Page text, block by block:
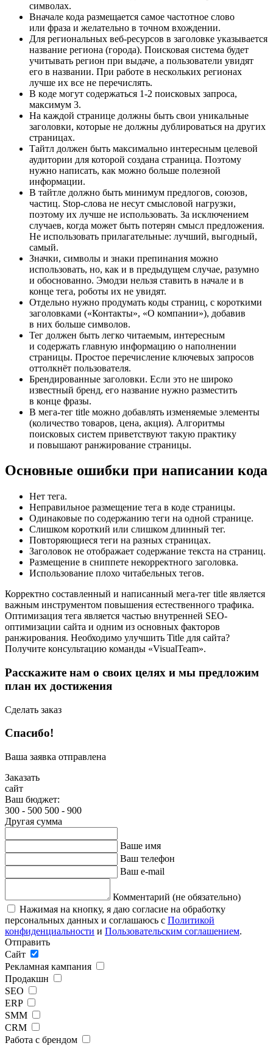
символах.
Вначале кода размещается самое частотное слово
или фраза и желательно в точном вхождении.
Для региональных веб-ресурсов в заголовке указывается
название региона (города). Поисковая система будет
учитывать регион при выдаче, а пользователи увидят
его в названии. При работе в нескольких регионах
лучше их все не перечислять.
В коде могут содержаться 1-2 поисковых запроса,
максимум 3.
На каждой странице должны быть свои уникальные
заголовки, которые не должны дублироваться на других
страницах.
Тайтл должен быть максимально интересным целевой
аудитории для которой создана страница. Поэтому
нужно написать, как можно больше полезной
информации.
В тайтле должно быть минимум предлогов, союзов,
частиц. Stop-слова не несут смысловой нагрузки,
поэтому их лучше не использовать. За исключением
случаев, когда может быть потерян смысл предложения.
Не использовать прилагательные: лучший, выгодный,
самый.
Значки, символы и знаки препинания можно
использовать, но, как и в предыдущем случае, разумно
и обоснованно. Эмодзи нельзя ставить в начале и в
конце тега, роботы их не увидят.
Отдельно нужно продумать коды страниц, с короткими
заголовками («Контакты», «О компании»), добавив
в них больше символов.
Тег должен быть легко читаемым, интересным
и содержать главную информацию о наполнении
страницы. Простое перечисление ключевых запросов
оттолкнёт пользователя.
Брендированные заголовки. Если это не широко
известный бренд, его название нужно разместить
в конце фразы.
В мега-тег title можно добавлять изменяемые элементы
(количество товаров, цена, акция). Алгоритмы
поисковых систем приветствуют такую практику
и повышают ранжирование страницы.
Основные ошибки при написании кода
Нет тега.
Неправильное размещение тега в коде страницы.
Одинаковые по содержанию теги на одной странице.
Слишком короткий или слишком длинный тег.
Повторяющиеся теги на разных страницах.
Заголовок не отображает содержание текста на страниц.
Размещение в сниппете некорректного заголовка.
Использование плохо читабельных тегов.
Корректно составленный и написанный мега-тег title является
важным инструментом повышения естественного трафика.
Оптимизация тега является частью внутренней SEO-
оптимизации сайта и одним из основных факторов
ранжирования. Необходимо улучшить Title для сайта?
Получите консультацию команды «VisualTeam».
Расcкажите нам о своих целях и мы предложим
план их достижения
Сделать заказ
Спасибо!
Ваша заявка отправлена
Заказать
сайт
Ваш бюджет:
300 - 500 500 - 900
Другая сумма
Ваше имя
Ваш телефон
Ваш e-mail
Комментарий (не обязательно)
Нажимая на кнопку, я даю согласие на обработку
персональных данных и соглашаюсь с Политикой
конфиденциальности и Пользовательским соглашением.
Отправить
Сайт
Рекламная кампания
Продакшн
SEO
ERP
SMM
CRM
Работа с брендом